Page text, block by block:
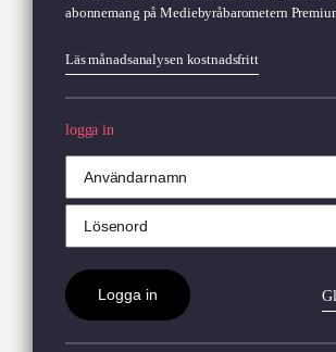
abonnemang påMediebyråbarometern
Läs månadsanalysen kostnadsfritt
logga in